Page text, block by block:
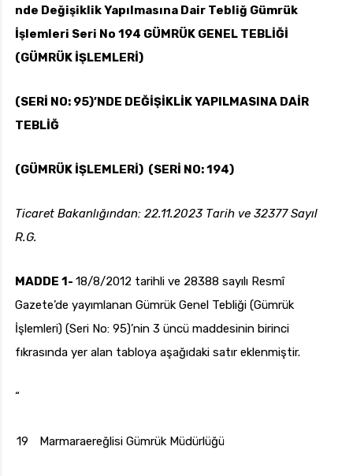
o
y
n
ı
c
nde Değişiklik Yapılmasına Dair Tebliğ Gümrük
İşlemleri Seri No 194 GÜMRÜK GENEL TEBLİĞİ
(GÜMRÜK İŞLEMLERİ)
(SERİ NO: 95)’NDE DEĞİŞİKLİK YAPILMASINA DAİR
TEBLİĞ
(GÜMRÜK İŞLEMLERİ) (SERİ NO: 194)
Ticaret Bakanlığından: 22.11.2023 Tarih ve 32377 Sayılı
R.G.
MADDE 1- 18/8/2012 tarihli ve 28388 sayılı Resmî
Gazete’de yayımlanan Gümrük Genel Tebliği (Gümrük
İşlemleri) (Seri No: 95)’nin 3 üncü maddesinin birinci
fıkrasında yer alan tabloya aşağıdaki satır eklenmiştir.
“
19 Marmaraereğlisi Gümrük Müdürlüğü